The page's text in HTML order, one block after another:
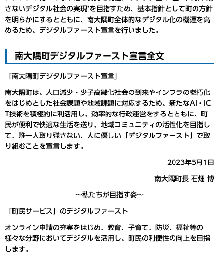
さないデジタル社会の実現"を目指すため、基本指針として町の方針
を明らかにするとともに、南大隅町全体的なデジタル化の機運を高
めるため、デジタルファースト宣言を行いました。
南大隅町デジタルファースト宣言全文
「南大隅町デジタルファースト宣言」
南大隅町は、人口減少・少子高齢化社会の到来やインフラの老朽化
をはじめとした社会課題や地域課題に対応するため、新たなAI・IC
T技術を積極的に利活用し、効率的な行政運営をするとともに、町
民が便利で快適な生活を送り、地域コミュニティの活性化を目指し
て、誰一人取り残さない、人に優しい「デジタルファースト」で取
り組むことを宣言します。
2023年5月1日
南大隅町長 石畑 博
～私たちが目指す姿～
「町民サービス」のデジタルファースト
オンライン申請の充実をはじめ、教育、子育て、防災、福祉等の
様々な分野においてデジタルを活用し、町民の利便性の向上を目指
します。